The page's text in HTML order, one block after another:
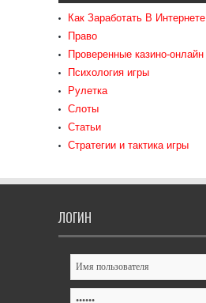
Как Заработать В Интернете
Право
Проверенные казино-онлайн
Психология игры
Рулетка
Слоты
Статьи
Стратегии и тактика игры
ЛОГИН